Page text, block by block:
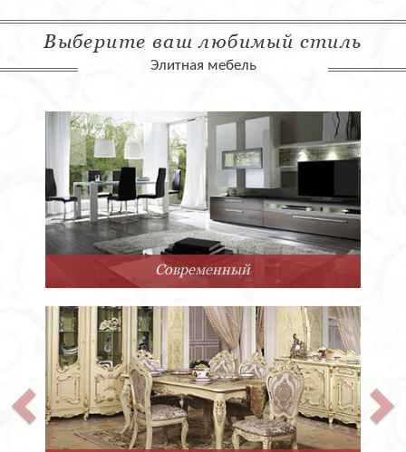
Выберите ваш любимый стиль
Элитная мебель
Современный